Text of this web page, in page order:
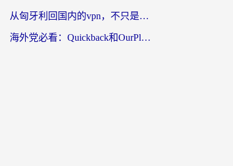
从匈牙利回国内的vpn，不只是为了刷剧那么简单
海外党必看：Quickback和OurPlay好用吗？3分钟选对回国加速器，无缝刷剧玩游戏